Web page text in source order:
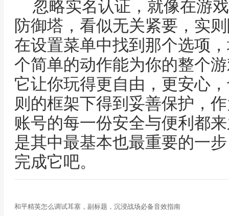
忽略实名认证，就像在游
防御塔，看似无关紧要，实
在设置菜单中找到那个选项
个简单的动作能为你的整个
它让你玩得更自由，更安心
则的框架下得到妥善保护，
账号的每一份安全与便利都
是其中最基本也最重要的一
完成它吧。
和平精英怎么调试耳塞，副标题，沉浸战场必备音效指南